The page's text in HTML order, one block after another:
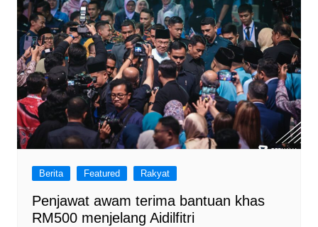
Berita Featured Rakyat
Penjawat awam terima bantuan khas
RM500 menjelang Aidilfitri